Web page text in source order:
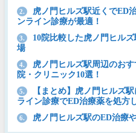
2.
虎ノ門ヒルズ駅近くでED
ンライン診療が最適！
3.
10院比較した虎ノ門ヒル
場
4.
虎ノ門ヒルズ駅周辺のお
院・クリニック10選！
5.
【まとめ】虎ノ門ヒルズ
ライン診療でED治療薬を処方
6. 虎ノ門ヒルズ駅のED治療